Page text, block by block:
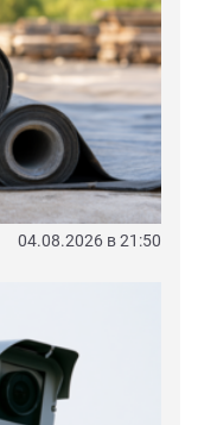
04.08.2026 в 21:50